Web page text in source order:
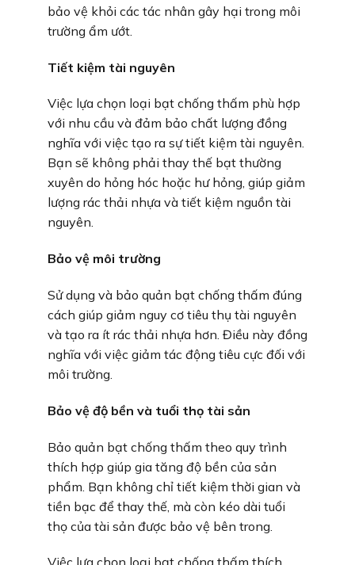
bảo vệ khỏi các tác nhân gây hại trong môi
trường ẩm ướt.
Tiết kiệm tài nguyên
Việc lựa chọn loại bạt chống thấm phù hợp
với nhu cầu và đảm bảo chất lượng đồng
nghĩa với việc tạo ra sự tiết kiệm tài nguyên.
Bạn sẽ không phải thay thế bạt thường
xuyên do hỏng hóc hoặc hư hỏng, giúp giảm
lượng rác thải nhựa và tiết kiệm nguồn tài
nguyên.
Bảo vệ môi trường
Sử dụng và bảo quản bạt chống thấm đúng
cách giúp giảm nguy cơ tiêu thụ tài nguyên
và tạo ra ít rác thải nhựa hơn. Điều này đồng
nghĩa với việc giảm tác động tiêu cực đối với
môi trường.
Bảo vệ độ bền và tuổi thọ tài sản
Bảo quản bạt chống thấm theo quy trình
thích hợp giúp gia tăng độ bền của sản
phẩm. Bạn không chỉ tiết kiệm thời gian và
tiền bạc để thay thế, mà còn kéo dài tuổi
thọ của tài sản được bảo vệ bên trong.